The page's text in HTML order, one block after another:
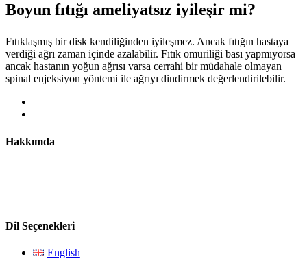
Boyun fıtığı ameliyatsız iyileşir mi?
Fıtıklaşmış bir disk kendiliğinden iyileşmez. Ancak fıtığın hastaya
verdiği ağrı zaman içinde azalabilir. Fıtık omuriliği bası yapmıyorsa
ancak hastanın yoğun ağrısı varsa cerrahi bir müdahale olmayan
spinal enjeksiyon yöntemi ile ağrıyı dindirmek değerlendirilebilir.
Hakkımda
Dil Seçenekleri
English